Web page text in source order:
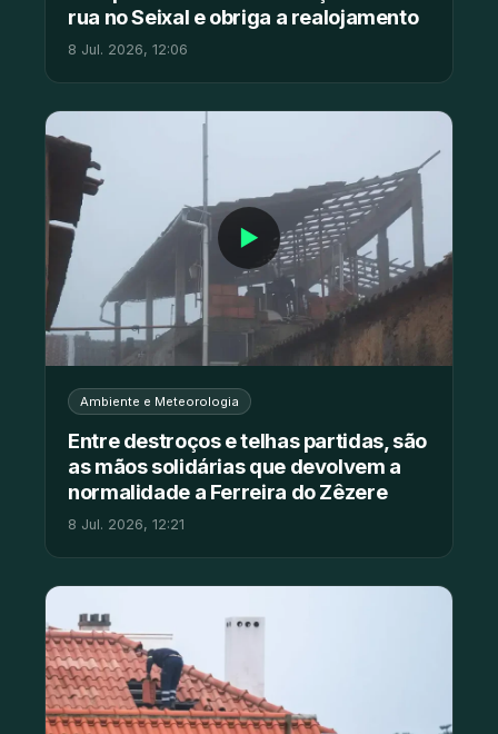
rua no Seixal e obriga a realojamento
8 Jul. 2026, 12:06
▶
Ambiente e Meteorologia
Entre destroços e telhas partidas, são
as mãos solidárias que devolvem a
normalidade a Ferreira do Zêzere
8 Jul. 2026, 12:21